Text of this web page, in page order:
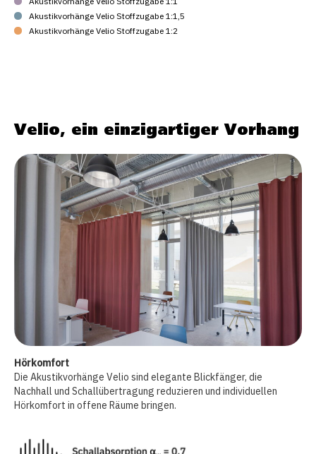
Akustikvorhänge Velio Stoffzugabe 1:1,5
Akustikvorhänge Velio Stoffzugabe 1:2
Velio, ein einzigartiger Vorhang
Hörkomfort
Die Akustikvorhänge Velio sind elegante Blickfänger, die
Nachhall und Schallübertragung reduzieren und individuellen
Hörkomfort in offene Räume bringen.